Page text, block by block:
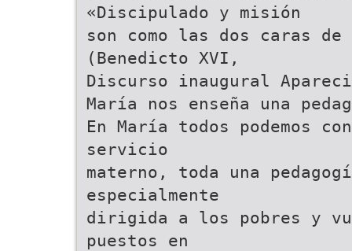
«Discipulado y misión
son como las dos caras de
(Benedicto XVI,
Discurso inaugural
María nos enseña una
En María todos podemos
servicio
materno, toda una
especialmente
dirigida a los pobres y
puestos en